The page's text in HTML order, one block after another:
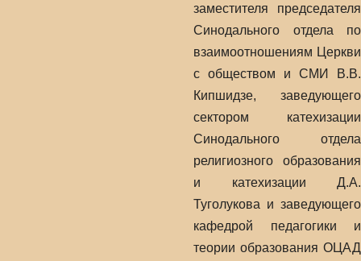
заместителя председателя
Синодального отдела по
взаимоотношениям Церкви
с обществом и СМИ В.В.
Кипшидзе, заведующего
сектором катехизации
Синодального отдела
религиозного образования
и катехизации Д.А.
Туголукова и заведующего
кафедрой педагогики и
теории образования ОЦАД